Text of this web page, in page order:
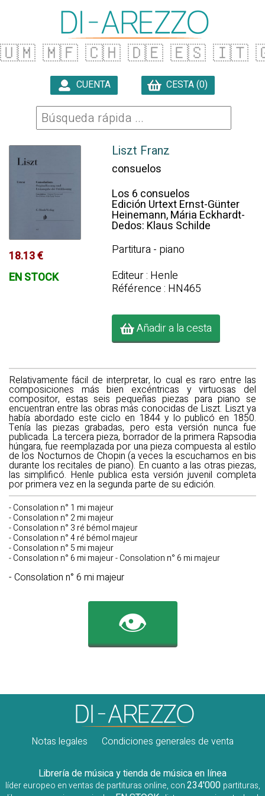
🇺🇲 🇲🇫 🇨🇭 🇩🇪 🇪🇸 🇮🇹
CUENTA CESTA (0)
18.13 €
EN STOCK
Liszt Franz
consuelos
Los 6 consuelos
Edición Urtext Ernst-Günter
Heinemann, Mária Eckhardt-
Dedos: Klaus Schilde
Partitura - piano
Editeur : Henle
Référence : HN465
Añadir a la cesta
Relativamente fácil de interpretar, lo cual es raro entre las
composiciones más bien excéntricas y virtuosas del
compositor, estas seis pequeñas piezas para piano se
encuentran entre las obras más conocidas de Liszt. Liszt ya
había abordado este ciclo en 1844 y lo publicó en 1850.
Tenía las piezas grabadas, pero esta versión nunca fue
publicada. La tercera pieza, borrador de la primera Rapsodia
húngara, fue reemplazada por una pieza compuesta al estilo
de los Nocturnos de Chopin (a veces la escuchamos en bis
durante los recitales de piano). En cuanto a las otras piezas,
las simplificó. Henle publica esta versión juvenil completa
por primera vez en la segunda parte de su edición.
- Consolation n° 1 mi majeur
- Consolation n° 2 mi majeur
- Consolation n° 3 ré bémol majeur
- Consolation n° 4 ré bémol majeur
- Consolation n° 5 mi majeur
- Consolation n° 6 mi majeur - Consolation n° 6 mi majeur
- Consolation n° 6 mi majeur
👁️
Notas legales Condiciones generales de venta
Librería de música y tienda de música en línea
líder europeo en ventas de partituras online, con234'000 partituras,